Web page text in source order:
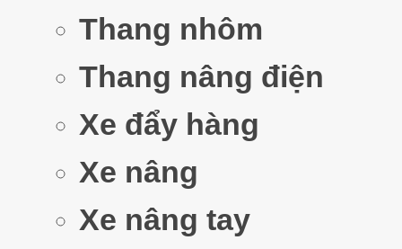
Thang nhôm
Thang nâng điện
Xe đẩy hàng
Xe nâng
Xe nâng tay